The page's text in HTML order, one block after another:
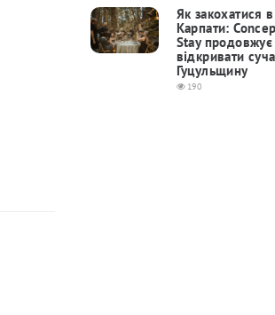
Як закохатися в
Карпати:
Stay продовжує
відкривати
Гуцульщину
190